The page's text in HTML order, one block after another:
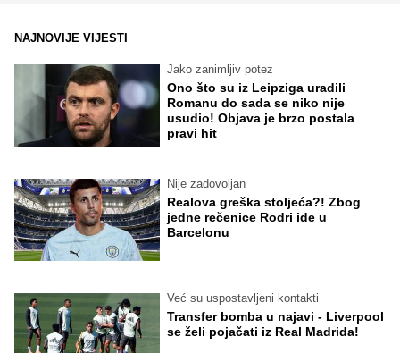
NAJNOVIJE VIJESTI
Jako zanimljiv potez
Ono što su iz Leipziga uradili
Romanu do sada se niko nije
usudio! Objava je brzo postala
pravi hit
Nije zadovoljan
Realova greška stoljeća?! Zbog
jedne rečenice Rodri ide u
Barcelonu
Već su uspostavljeni kontakti
Transfer bomba u najavi - Liverpool
se želi pojačati iz Real Madrida!